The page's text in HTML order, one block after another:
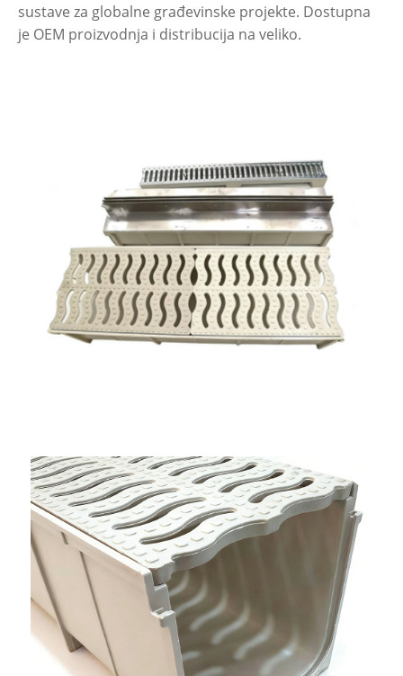
sustave za globalne građevinske projekte. Dostupna
je OEM proizvodnja i distribucija na veliko.